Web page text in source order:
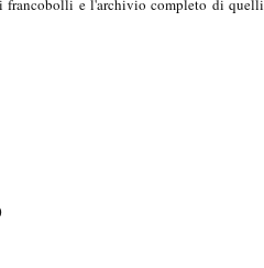
francobolli e l'archivio completo di quelli